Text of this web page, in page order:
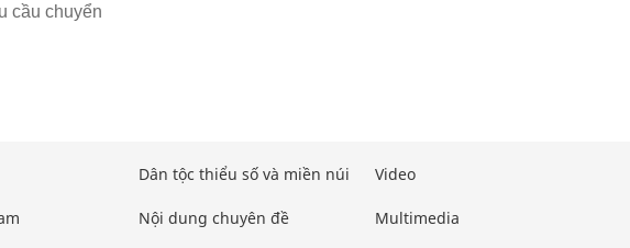
cầu chuyển
Dân tộc thiểu số và miền núi
Nội dung chuyên đề
Video
Multimedia